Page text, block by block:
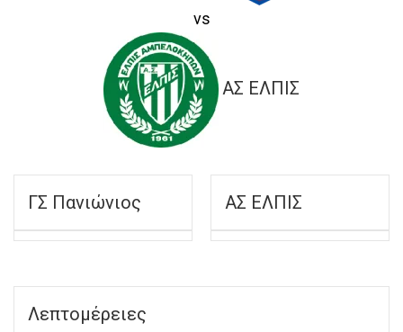
vs
ΑΣ ΕΛΠΙΣ
ΓΣ Πανιώνιος ΑΣ ΕΛΠΙΣ
Λεπτομέρειες